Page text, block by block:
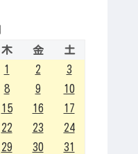
木 金
土
1
2
3
8 9
10
15 16
17
22 23
24
29 30 31